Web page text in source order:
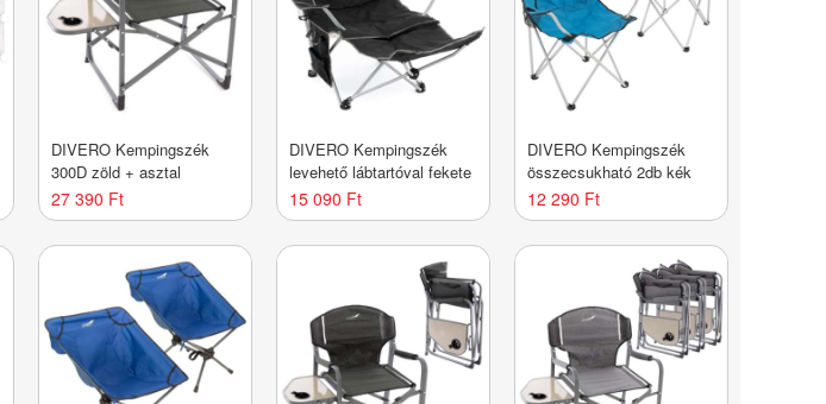
DIVERO Kempingszék
300D zöld + asztal
27 390 Ft
DIVERO Kempingszék
levehető lábtartóval fekete
15 090 Ft
DIVERO Kempingszék
összecsukható 2db kék
12 290 Ft